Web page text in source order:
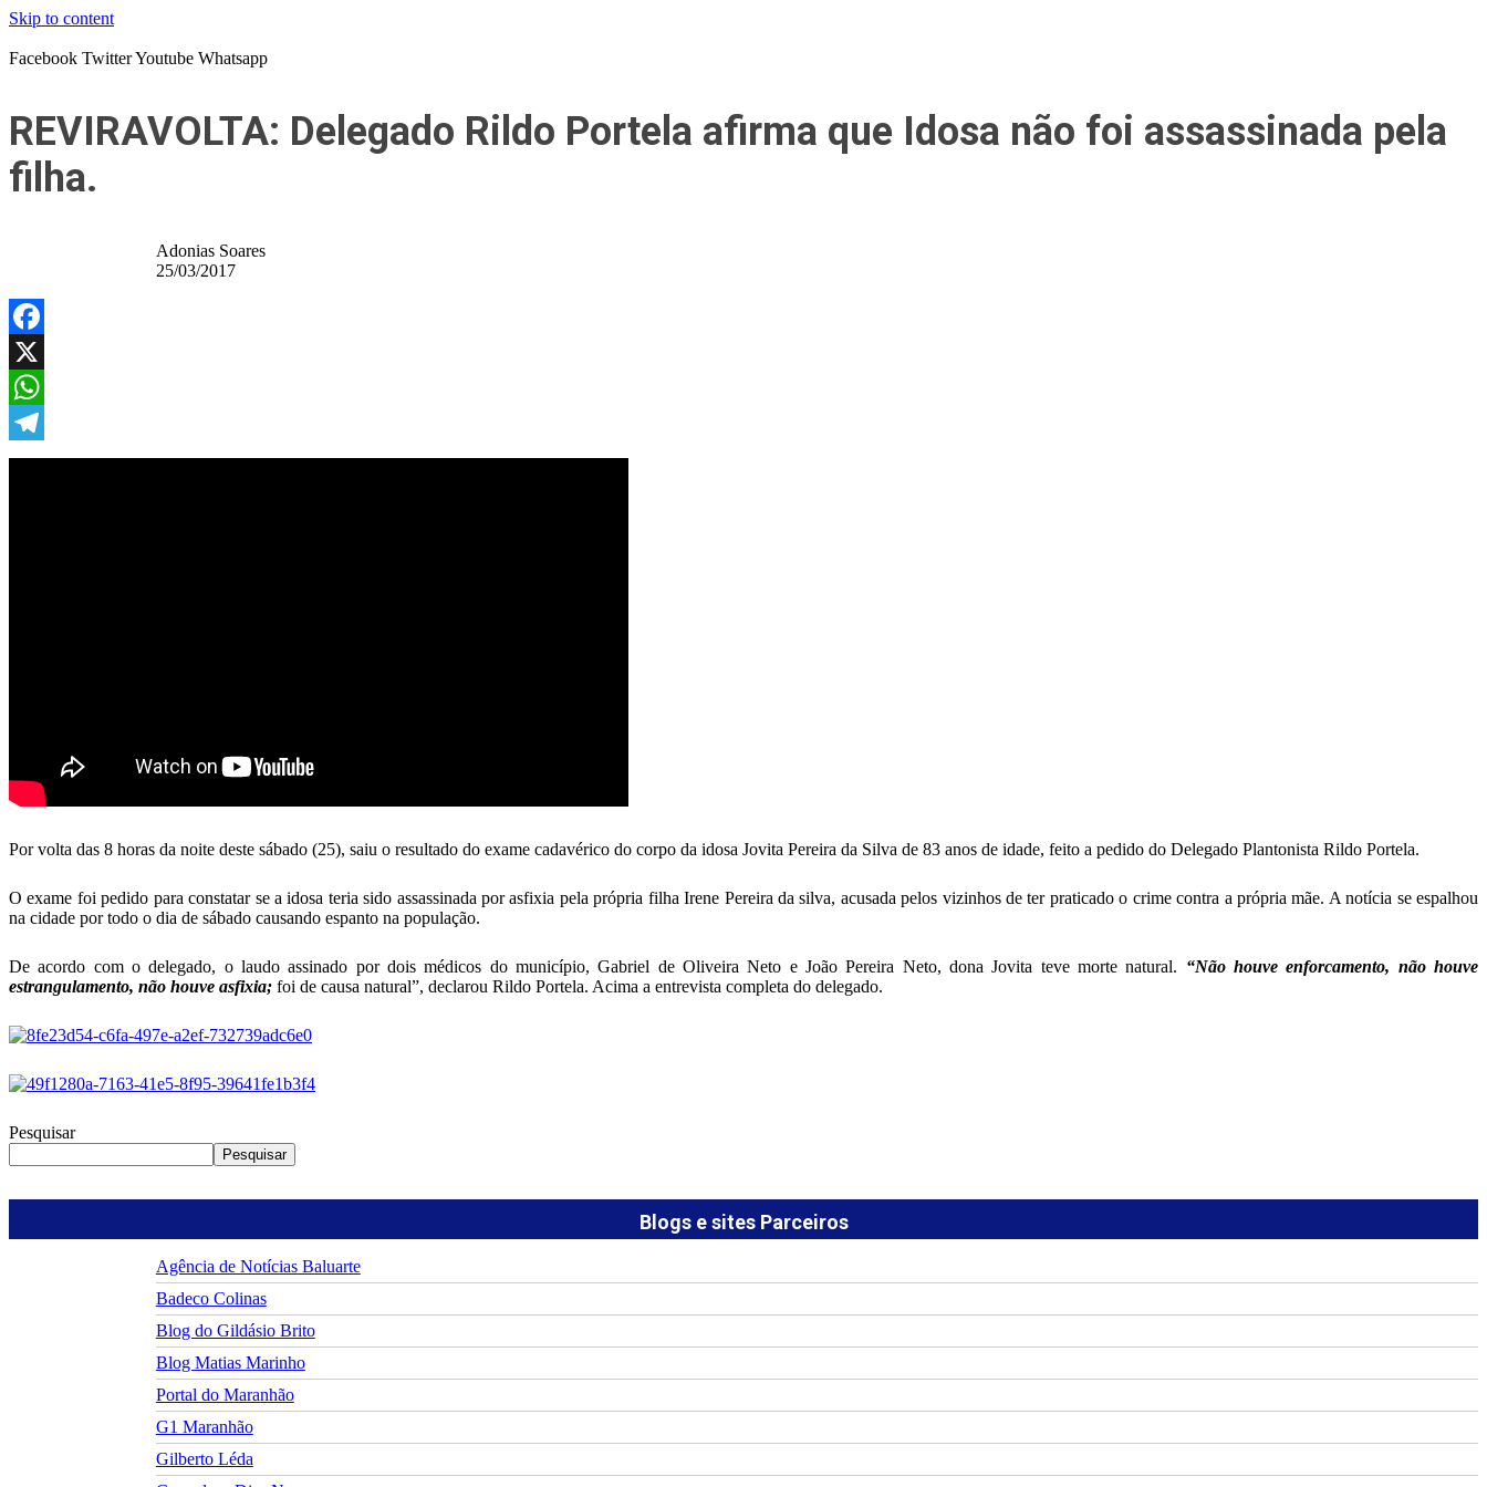
Skip to content
Facebook TwitterYoutube Whatsapp
REVIRAVOLTA: Delegado Rildo Portela afirma que Idosa não foi assassinada pela
filha.
Adonias Soares
25/03/2017
Facebook
X
WhatsApp
Telegram
Por volta das 8 horas da noite deste sábado (25), saiu o resultado do exame cadavérico do corpo da idosa Jovita Pereira da Silva de 83 anos de idade, feito a pedido do Delegado Plantonista Rildo Portela.
O exame foi pedido para constatar se a idosa teria sido assassinada por asfixia pela própria filha Irene Pereira da silva, acusada pelos vizinhos de ter praticado o crime contra a própria mãe. A notícia se espalhou
na cidade por todo o dia de sábado causando espanto na população.
De acordo com o delegado, o laudo assinado por dois médicos do município, Gabriel de Oliveira Neto e João Pereira Neto, dona Jovita teve morte natural. “Não houve enforcamento, não houve
estrangulamento, não houve asfixia; foi de causa natural”, declarou Rildo Portela. Acima a entrevista completa do delegado.
Pesquisar
Pesquisar
Blogs e sites Parceiros
Agência de Notícias Baluarte
Badeco Colinas
Blog do Gildásio Brito
Blog Matias Marinho
Portal do Maranhão
G1 Maranhão
Gilberto Léda